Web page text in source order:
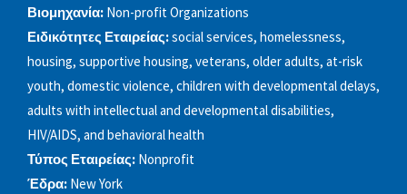
Βιομηχανία: Non-profit Organizations
Ειδικότητες Εταιρείας:social services, homelessness,
housing, supportive housing, veterans, older adults, at-risk
youth, domestic violence, children with developmental delays,
adults with intellectual and developmental disabilities,
HIV/AIDS, and behavioral health
Τύπος Εταιρείας: Nonprofit
Έδρα: New York